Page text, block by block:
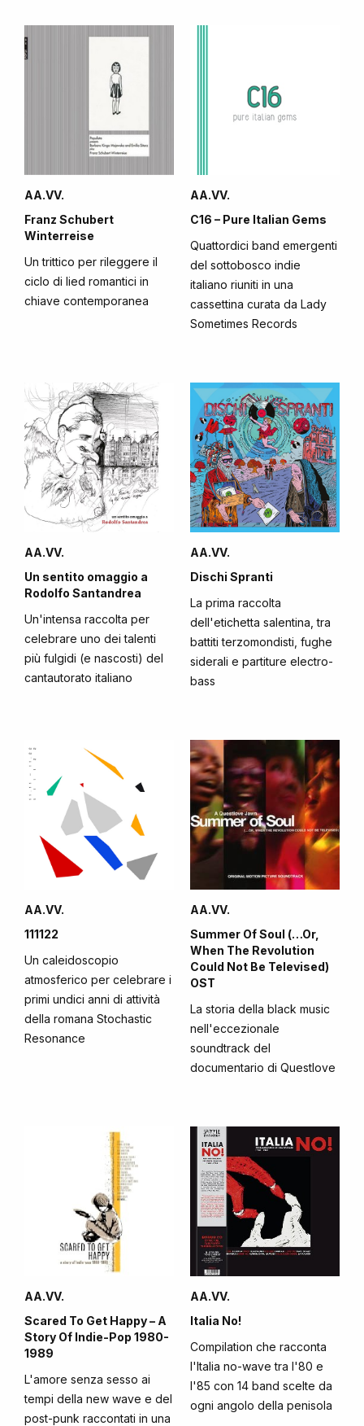
AA.VV.
Franz Schubert
Winterreise
Un trittico per rileggere il
ciclo di lied romantici in
chiave contemporanea
AA.VV.
C16 – Pure Italian Gems
Quattordici band emergenti
del sottobosco indie
italiano riuniti in una
cassettina curata da Lady
Sometimes Records
AA.VV.
Un sentito omaggio a
Rodolfo Santandrea
Un'intensa raccolta per
celebrare uno dei talenti
più fulgidi (e nascosti) del
cantautorato italiano
AA.VV.
Dischi Spranti
La prima raccolta
dell'etichetta salentina, tra
battiti terzomondisti, fughe
siderali e partiture electro-
bass
AA.VV.
111122
Un caleidoscopio
atmosferico per celebrare i
primi undici anni di attività
della romana Stochastic
Resonance
AA.VV.
Summer Of Soul (…Or,
When The Revolution
Could Not Be Televised)
OST
La storia della black music
nell'eccezionale
soundtrack del
documentario di Questlove
AA.VV.
Scared To Get Happy – A
Story Of Indie-Pop 1980-
1989
L'amore senza sesso ai
tempi della new wave e del
post-punk raccontati in una
AA.VV.
Italia No!
Compilation che racconta
l'Italia no-wave tra l'80 e
l'85 con 14 band scelte da
ogni angolo della penisola